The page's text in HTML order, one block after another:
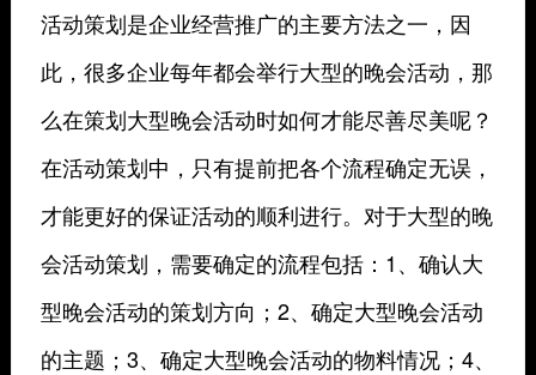
活动策划是企业经营推广的主要方法之一，因
此，很多企业每年都会举行大型的晚会活动，那
么在策划大型晚会活动时如何才能尽善尽美呢？
在活动策划中，只有提前把各个流程确定无误，
才能更好的保证活动的顺利进行。对于大型的晚
会活动策划，需要确定的流程包括：1、确认大
型晚会活动的策划方向；2、确定大型晚会活动
的主题；3、确定大型晚会活动的物料情况；4、